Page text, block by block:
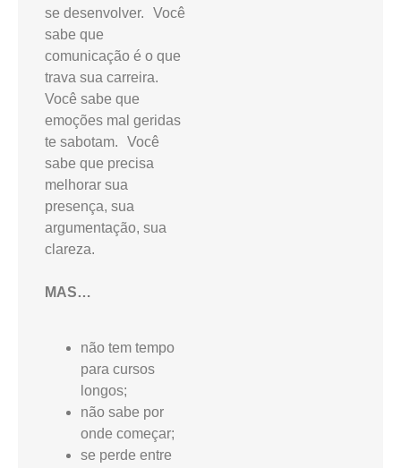
se desenvolver. Você
sabe que
comunicação é o que
trava sua carreira.
Você sabe que
emoções mal geridas
te sabotam. Você
sabe que precisa
melhorar sua
presença, sua
argumentação, sua
clareza.
MAS…
não tem tempo
para cursos
longos;
não sabe por
onde começar;
se perde entre